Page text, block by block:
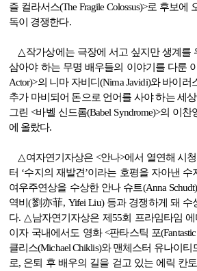
즐 컬라서스(The Fragile Colossus)>로 후보에
독이 경쟁한다.
△작가상에는 극장에 서고 싶지만 생계를
삼아야 하는 무명 배우들의 이야기를 다룬
Actor)>의 니마 자비디(Nima Javidi)와 바이러
추가 마비되어 돈으로 언어를 사야 하는세
그린<바벨 신드롬(Babel Syndrome)>의 이찬
에 올랐다.
△여자연기자상은 <안나>에서 열연해 시
터 ‘수지의 재발견’이라는 호평을 자아낸 수
여우주연상을 수상한 안나 슈트(Anna
역비(劉亦菲, Yifei Liu) 등과 경쟁하게 돼 수
다. △남자연기자상은 제55회 프라임타임
이자 국내에서도 영화<판타스틱 포
클리스(Michael Chiklis)와 맨체스터 유나이티
로, 은퇴 후 배우의 길을 걷고 있는 에릭 칸